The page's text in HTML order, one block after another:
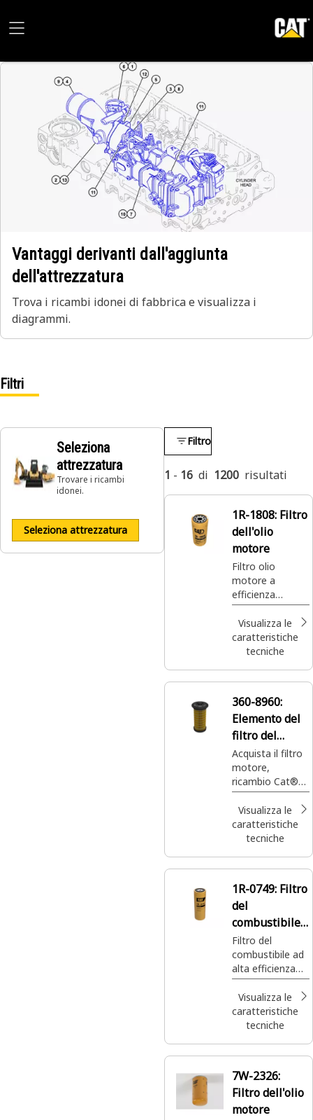
Vantaggi derivanti dall'aggiunta
dell'attrezzatura
Trova i ricambi idonei di fabbrica e visualizza i
diagrammi.
Filtri
Seleziona
attrezzatura
Trovare i ricambi
idonei.
Seleziona attrezzatura
Filtro
1 - 16 di 1200 risultati
1R-1808: Filtro
dell'olio
motore
Filtro olio
motore a
efficienza
avanzata
Visualizza le
caratteristiche
tecniche
360-8960:
Elemento del
filtro del
carburante del
motore
Acquista il filtro
motore,
ricambio Cat®
360-8960, che
offre
un'efficienza
ultra-elevata per
tua macchina e
funzionamento
ottimale.
Visualizza le
caratteristiche
tecniche
1R-0749: Filtro
del
combustibile
secondario
Filtro del
combustibile ad
alta efficienza
Advanced
Visualizza le
caratteristiche
tecniche
7W-2326:
Filtro dell'olio
motore